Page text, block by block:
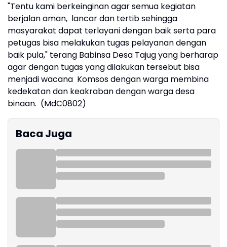
"Tentu kami berkeinginan agar semua kegiatan
berjalan aman, lancar dan tertib sehingga
masyarakat dapat terlayani dengan baik serta para
petugas bisa melakukan tugas pelayanan dengan
baik pula," terang Babinsa Desa Tajug yang berharap
agar dengan tugas yang dilakukan tersebut bisa
menjadi wacana Komsos dengan warga membina
kedekatan dan keakraban dengan warga desa
binaan. (MdC0802)
Baca Juga